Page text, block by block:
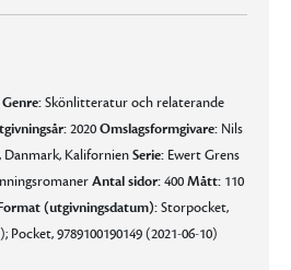
Genre:Skönlitteratur och relaterande
2020Omslagsformgivare: Nils
Danmark, KalifornienSerie: Ewert Grens
Antal sidor:400Mått: 110
(utgivningsdatum):Storpocket,
Pocket, 9789100190149 (2021-06-10)